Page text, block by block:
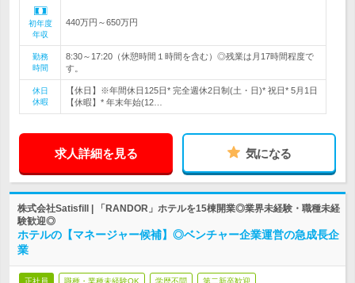
初年度
年収
440万円～650万円
勤務
時間
8:30～17:20（休憩時間１時間を含む）◎残業は月17時間程度で
す。
休日
休暇
【休日】※年間休日125日* 完全週休2日制(土・日)* 祝日* 5月1日
【休暇】* 年末年始(12…
求人詳細を見る 気になる
株式会社Satisfill | 「RANDOR」ホテルを15棟開業◎業界未経験・職種未経
験歓迎◎
ホテルの【マネージャー候補】◎ベンチャー企業運営の急成長企
業
正社員 職種・業種未経験OK 学歴不問 第二新卒歓迎